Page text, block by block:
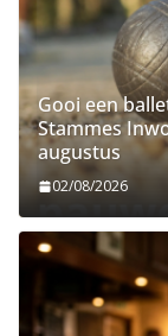
Gooi een
Stammes
augustus
02/08/2026